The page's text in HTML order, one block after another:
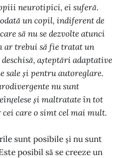
neurotipici, ei suferă.
un copil, indiferent de
să nu se dezvolte atunci
ar trebui să fie tratat un
așteptări adaptative
sale și pentru autoreglare.
nu sunt
și maltratate în tot
care o simt cel mai mult.
sunt posibile și nu sunt
posibil să se creeze un